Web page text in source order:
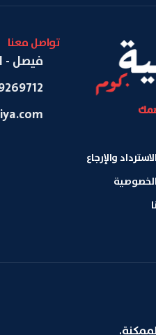
والإرجاع
تواصل معنا
فيصل -